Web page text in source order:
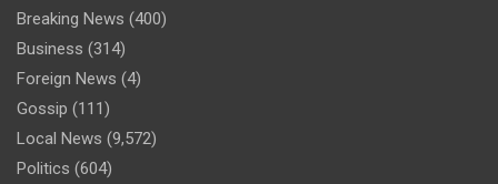
Breaking News (400)
Business (314)
Foreign News (4)
Gossip (111)
Local News (9,572)
Politics (604)